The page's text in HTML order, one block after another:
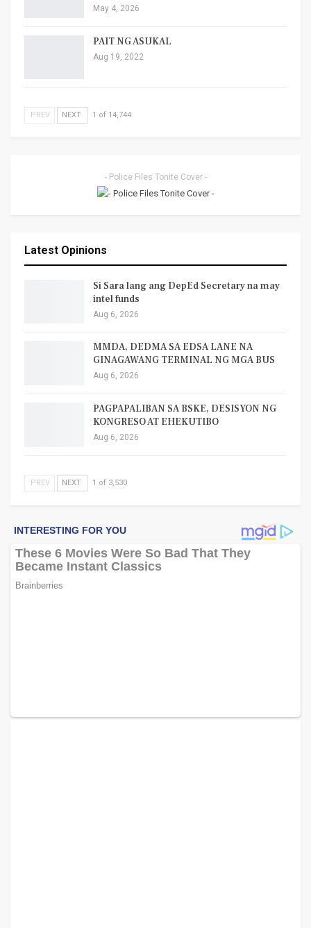
May 4, 2026
PAIT NG ASUKAL
Aug 19, 2022
PREV NEXT 1 of 14,744
- Police Files Tonite Cover -
Latest Opinions
Si Sara lang ang DepEd Secretary na may
intel funds
Aug 6, 2026
MMDA, DEDMA SA EDSA LANE NA
GINAGAWANG TERMINAL NG MGA BUS
Aug 6, 2026
PAGPAPALIBAN SA BSKE, DESISYON NG
KONGRESO AT EHEKUTIBO
Aug 6, 2026
PREV NEXT 1 of 3,530